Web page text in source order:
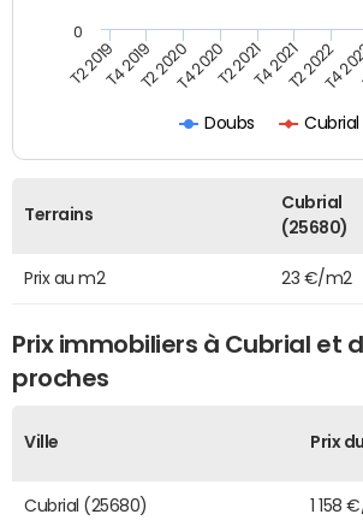
Doubs Cubrial
T2 2019T4 2019T2 2020T4 2020T2 2021T4 2021T2 2022
T4
0
Terrains
Cubrial
(25680)
Prix au m2 23 €/m2
Prix immobiliers à Cubrial et
proches
Ville Prix
Cubrial (25680) 1 158